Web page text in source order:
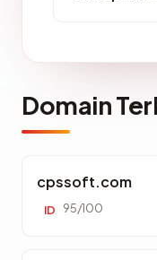
Domain
cpssoft.com
ID 95/100